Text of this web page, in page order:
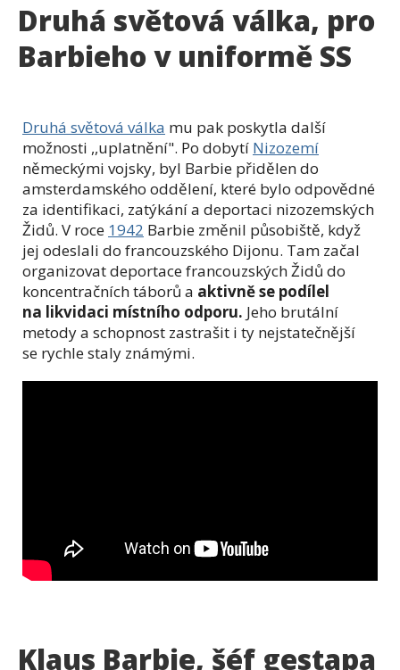
Druhá světová válka, pro
Barbieho v uniformě SS
Druhá světová válka mu pak poskytla další
možnosti ,,uplatnění". Po dobytí Nizozemí
německými vojsky, byl Barbie přidělen do
amsterdamského oddělení, které bylo odpovědné
za identifikaci, zatýkání a deportaci nizozemských
Židů. V roce 1942 Barbie změnil působiště, když
jej odeslali do francouzského Dijonu. Tam začal
organizovat deportace francouzských Židů do
koncentračních táborů a aktivně se podílel
na likvidaci místního odporu. Jeho brutální
metody a schopnost zastrašit i ty nejstatečnější
se rychle staly známými.
Klaus Barbie, šéf gestapa